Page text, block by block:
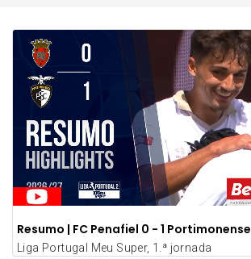
Resumo | FC Penafiel 0 - 1 Portimonense
Liga Portugal Meu Super, 1.ª jornada